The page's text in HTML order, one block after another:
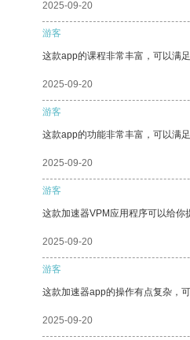
2025-09-20
游客
这款app的课程非常丰富，可以满
2025-09-20
游客
这款app的功能非常丰富，可以满
2025-09-20
游客
这款加速器VPM应用程序可以给你
2025-09-20
游客
这款加速器app的操作有点复杂，
2025-09-20